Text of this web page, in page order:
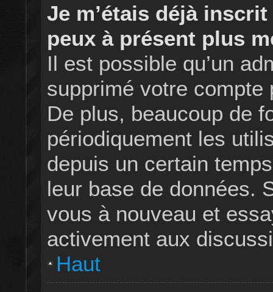
Je m’étais déjà
peux à présent plus
Il est possible qu’un
supprimé votre compte
De plus, beaucoup de
périodiquement les
depuis un certain
leur base de données.
vous à nouveau et
activement aux
Haut